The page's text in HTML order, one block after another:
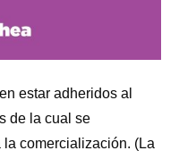
estar adheridos al
de la cual se
comercialización. (La